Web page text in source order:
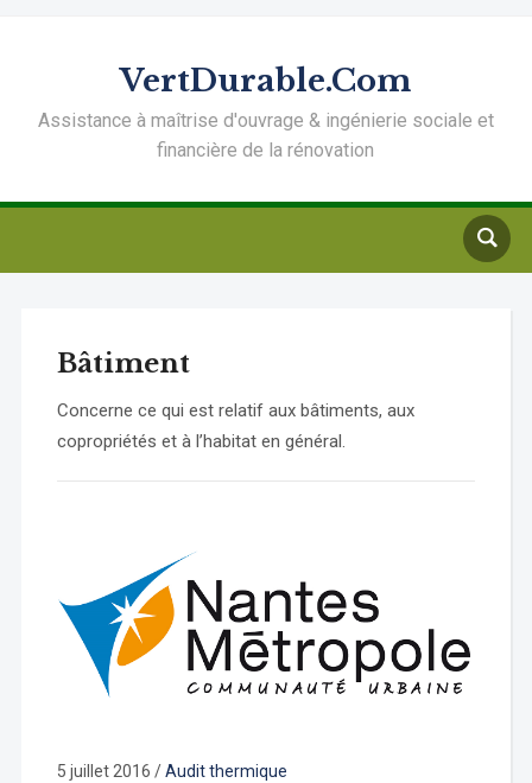
VertDurable.Com
Assistance à maîtrise d'ouvrage & ingénierie sociale et
financière de la rénovation
Bâtiment
Concerne ce qui est relatif aux bâtiments, aux
copropriétés et à l’habitat en général.
5 juillet 2016 /Audit thermique